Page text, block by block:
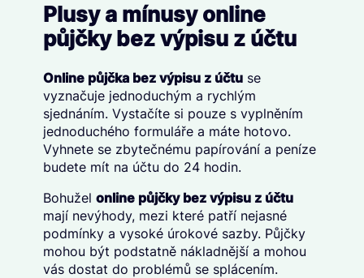
Plusy a mínusy online
půjčky bez výpisu z účtu
Online půjčka bez výpisu z účtuse
vyznačuje jednoduchým a rychlým
sjednáním. Vystačíte si pouze s vyplněním
jednoduchého formuláře a máte hotovo.
Vyhnete se zbytečnému papírování a peníze
budete mít na účtu do 24 hodin.
Bohužel online půjčky bez výpisu z účtu
mají nevýhody, mezi které patří nejasné
podmínky a vysoké úrokové sazby. Půjčky
mohou být podstatně nákladnější a mohou
vás dostat do problémů se splácením.